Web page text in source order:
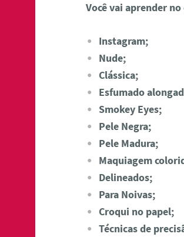
Você vai aprender
Instagram;
Nude;
Clássica;
Esfumado
Smokey Eyes;
Pele Negra;
Pele Madura;
Maquiagem
Delineados;
Para Noivas;
Croqui no papel;
Técnicas de